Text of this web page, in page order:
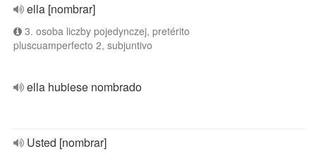
ella [nombrar]
3. osoba liczby pojedynczej, pretérito
pluscuamperfecto 2, subjuntivo
ella hubiese nombrado
Usted [nombrar]